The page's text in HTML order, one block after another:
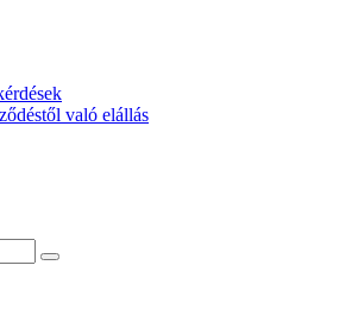
való elállás